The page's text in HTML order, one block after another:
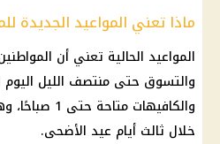
ماذا تعني المواعيد الجديدة
المواعيد الحالية تعني أن
والتسوق حتى منتصف الليل اليوم
والكافيهات
خلال ثالث أيام عيد الأضحى.